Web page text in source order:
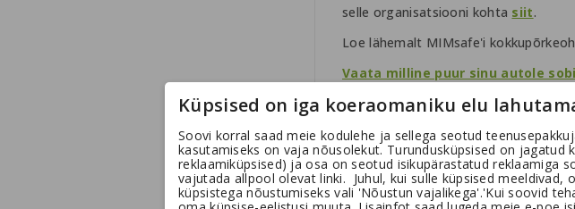
selle organisatsiooni kohta siit.
Loe lähemalt MIMsafe'i
Vaata milline puur sinu autole
NB! Puur tuleb osadena ja tuleb
Variocage III generatsiooni puuri
Küpsised on iga koeraomaniku elu
Soovi korral saad meie kodulehe ja sellega seotud
kasutamiseks on vaja nõusolekut. Turundusküpsised on
reklaamiküpsised) ja osa on seotud isikupärastatud reklaamiga
vajutada allpool olevat linki. Juhul, kui sulle küpsised
küpsistega nõustumiseks vali 'Nõustun vajalikega'.'Kui soovid